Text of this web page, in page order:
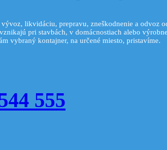
Odvoz odpadu Ružinov
vývoz, likvidáciu, prepravu, zneškodnenie a odvoz
pri stavbách, v domácnostiach alebo
vybraný kontajner, na určené miesto, pristavíme.
555